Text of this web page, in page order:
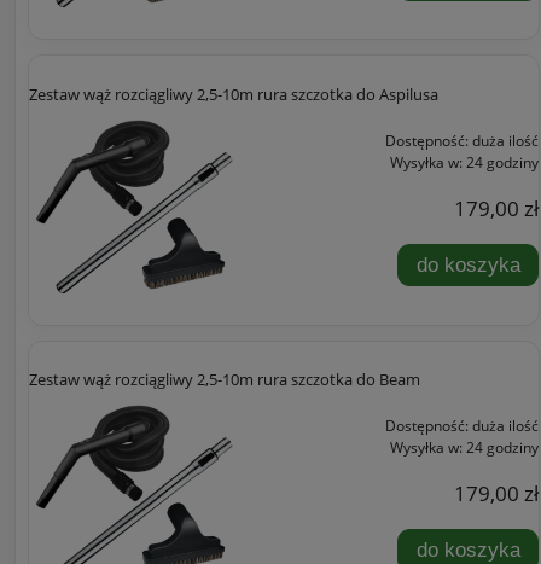
Zestaw wąż rozciągliwy 2,5-10m rura szczotka do Aspilusa
Dostępność: duża ilość
Wysyłka w: 24 godziny
179,00 zł
do koszyka
Zestaw wąż rozciągliwy 2,5-10m rura szczotka do Beam
Dostępność: duża ilość
Wysyłka w: 24 godziny
179,00 zł
do koszyka